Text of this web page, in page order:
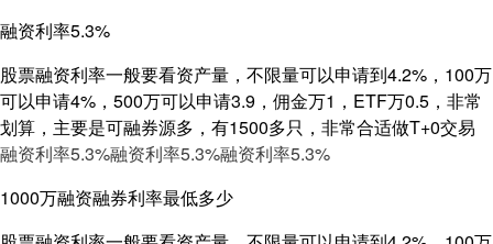
融资利率5.3%
股票融资利率一般要看资产量，不限量可以申请到4.2%，100万
可以申请4%，500万可以申请3.9，佣金万1，ETF万0.5，非常
划算，主要是可融券源多，有1500多只，非常合适做T+0交易
融资利率5.3%融资利率5.3%融资利率5.3%
1000万融资融券利率最低多少